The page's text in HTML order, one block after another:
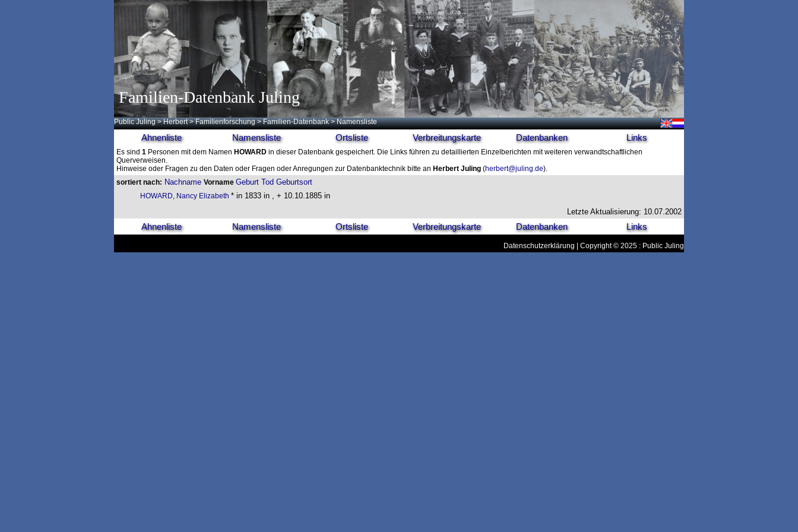
Familien-Datenbank Juling
Public Juling >Herbert >Familienforschung >Familien-Datenbank > Namensliste
Ahnenliste Namensliste Ortsliste Verbreitungskarte Datenbanken Links
Es sind 1 Personen mit dem Namen HOWARD in dieser Datenbank gespeichert. Die Links führen zu detaillierten Einzelberichten mit weiteren verwandtschaftlichen
Querverweisen.
Hinweise oder Fragen zu den Daten oder Fragen oder Anregungen zur Datenbanktechnik bitte an Herbert Juling (herbert@juling.de).
sortiert nach: Nachname Vorname Geburt Tod Geburtsort
HOWARD, Nancy Elizabeth * in 1833 in , + 10.10.1885 in
Letzte Aktualisierung: 10.07.2002
Ahnenliste Namensliste Ortsliste Verbreitungskarte Datenbanken Links
Datenschutzerklärung | Copyright © 2025 : Public Juling